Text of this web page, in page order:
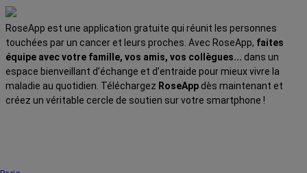
RoseApp est une application gratuite qui réunit les personnes
touchées par un cancer et leurs proches. Avec RoseApp, faites
équipe avec votre famille, vos amis, vos collègues... dans un
espace bienveillant d’échange et d’entraide pour mieux vivre la
maladie au quotidien. Téléchargez RoseApp dès maintenant et
créez un véritable cercle de soutien sur votre smartphone !